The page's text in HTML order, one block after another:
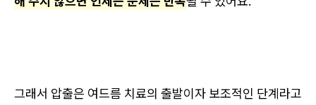
그래서 압출은 여드름 치료의 출발이자 보조적인 단계라고